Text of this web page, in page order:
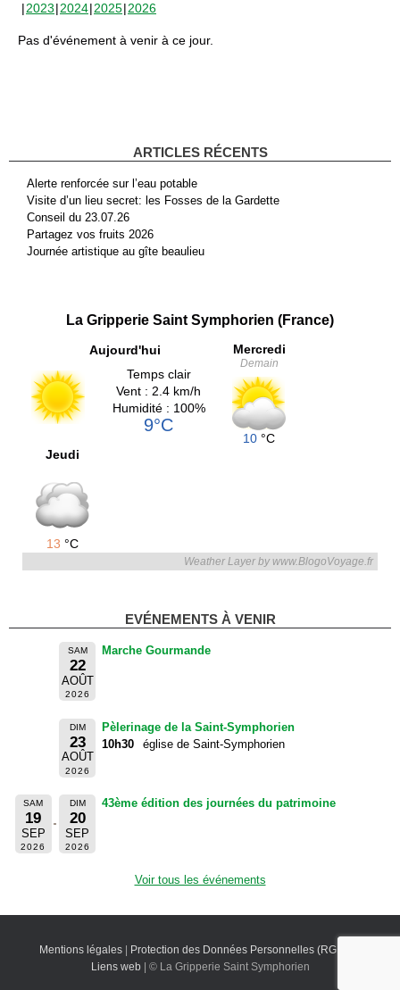
2023 2024 2025 2026
Pas d'événement à venir à ce jour.
ARTICLES RÉCENTS
Alerte renforcée sur l’eau potable
Visite d’un lieu secret: les Fosses de la Gardette
Conseil du 23.07.26
Partagez vos fruits 2026
Journée artistique au gîte beaulieu
La Gripperie Saint Symphorien (France)
Aujourd'hui
Temps clair
Vent : 2.4 km/h
Humidité : 100%
9°C
Mercredi
Demain
10 °C
Jeudi
13 °C
Weather Layer by www.BlogoVoyage.fr
EVÉNEMENTS À VENIR
SAM
22
AOÛT
2026
Marche Gourmande
DIM
23
AOÛT
2026
Pèlerinage de la Saint-Symphorien
10h30
église de Saint-Symphorien
SAM
19
SEP
2026
DIM
20
SEP
2026
43ème édition des journées du patrimoine
Voir tous les événements
Mentions légales | Protection des Données Personnelles (RGPD)
Liens web| © La Gripperie Saint Symphorien